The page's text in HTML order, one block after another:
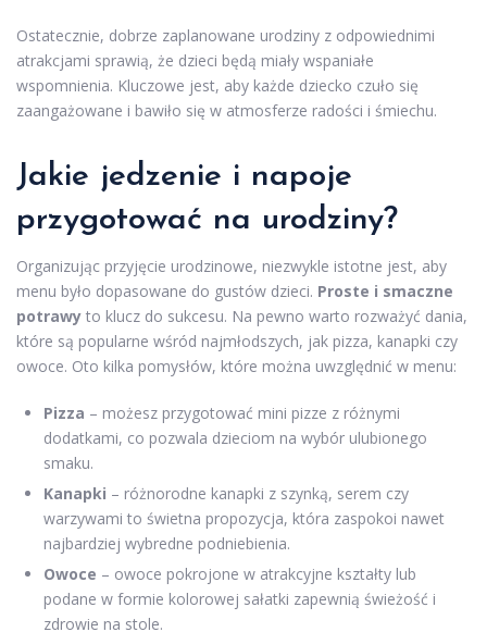
Ostatecznie, dobrze zaplanowane urodziny z odpowiednimi
atrakcjami sprawią, że dzieci będą miały wspaniałe
wspomnienia. Kluczowe jest, aby każde dziecko czuło się
zaangażowane i bawiło się w atmosferze radości i śmiechu.
Jakie jedzenie i napoje
przygotować na urodziny?
Organizując przyjęcie urodzinowe, niezwykle istotne jest, aby
menu było dopasowane do gustów dzieci. Proste i smaczne
potrawy to klucz do sukcesu. Na pewno warto rozważyć dania,
które są popularne wśród najmłodszych, jak pizza, kanapki czy
owoce. Oto kilka pomysłów, które można uwzględnić w menu:
Pizza – możesz przygotować mini pizze z różnymi
dodatkami, co pozwala dzieciom na wybór ulubionego
smaku.
Kanapki – różnorodne kanapki z szynką, serem czy
warzywami to świetna propozycja, która zaspokoi nawet
najbardziej wybredne podniebienia.
Owoce – owoce pokrojone w atrakcyjne kształty lub
podane w formie kolorowej sałatki zapewnią świeżość i
zdrowie na stole.